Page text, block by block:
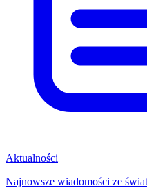
Aktualności
Najnowsze wiadomości ze